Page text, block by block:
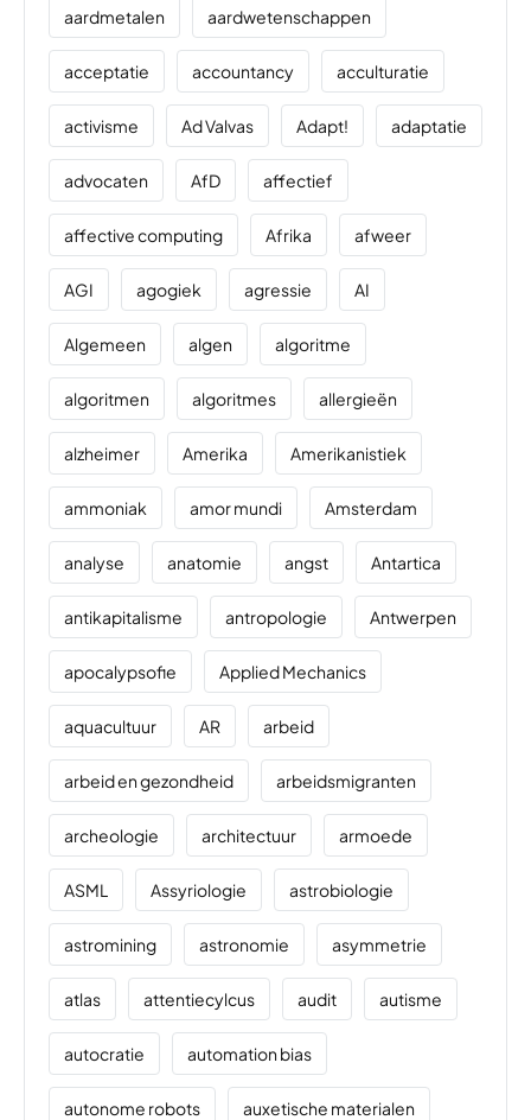
aardmetalen aardwetenschappen
acceptatie accountancy acculturatie
activisme Ad Valvas Adapt! adaptatie
advocaten AfD affectief
affective computing Afrika afweer
AGI agogiek agressie AI
Algemeen algen algoritme
algoritmen algoritmes allergieën
alzheimer Amerika Amerikanistiek
ammoniak amor mundi Amsterdam
analyse anatomie angst Antartica
antikapitalisme antropologie Antwerpen
apocalypsofie Applied Mechanics
aquacultuur AR arbeid
arbeid en gezondheid arbeidsmigranten
archeologie architectuur armoede
ASML Assyriologie astrobiologie
astromining astronomie asymmetrie
atlas attentiecylcus audit autisme
autocratie automation bias
autonome robots auxetische materialen